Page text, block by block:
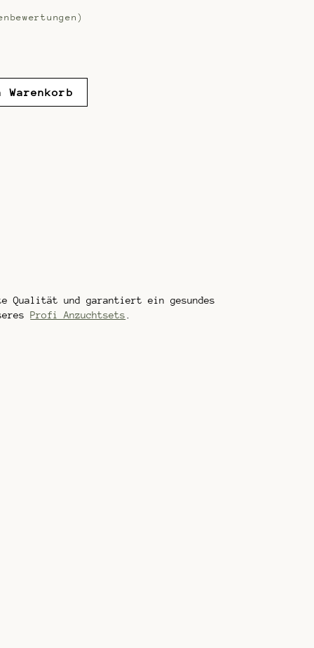
Warenkorb
Qualität und garantiert ein gesundes
Profi Anzuchtsets